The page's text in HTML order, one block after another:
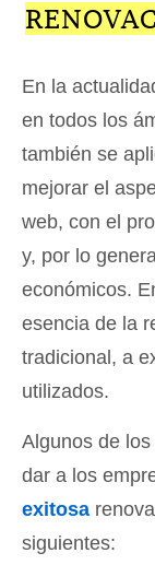
En la
en todos los
también se
mejorar el
web, con el
y, por lo
económicos.
esencia de la
tradicional, a
utilizados.
Algunos de
dar a los
exitosa
siguientes: